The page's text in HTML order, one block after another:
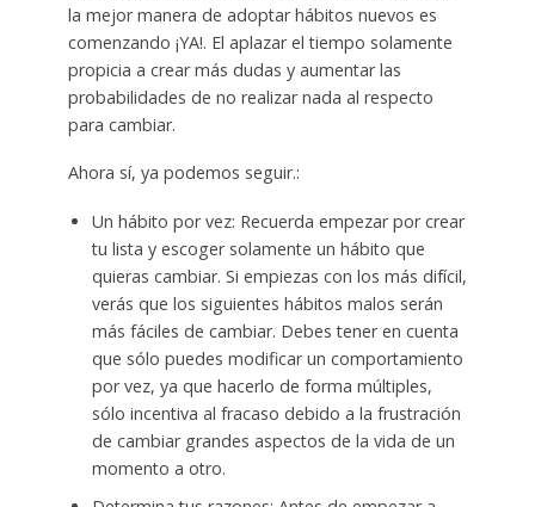
la mejor manera de adoptar hábitos nuevos es
comenzando ¡YA!. El aplazar el tiempo solamente
propicia a crear más dudas y aumentar las
probabilidades de no realizar nada al respecto
para cambiar.
Ahora sí, ya podemos seguir.:
Un hábito por vez: Recuerda empezar por crear
tu lista y escoger solamente un hábito que
quieras cambiar. Si empiezas con los más difícil,
verás que los siguientes hábitos malos serán
más fáciles de cambiar. Debes tener en cuenta
que sólo puedes modificar un comportamiento
por vez, ya que hacerlo de forma múltiples,
sólo incentiva al fracaso debido a la frustración
de cambiar grandes aspectos de la vida de un
momento a otro.